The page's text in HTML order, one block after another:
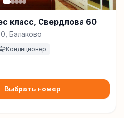
класс, Свердлова 60
Балаково
Кондиционер
Выбрать номер